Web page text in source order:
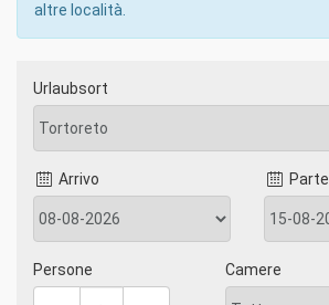
altre località.
Urlaubsort
Arrivo
Persone Camere